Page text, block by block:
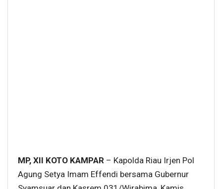
MP, XII KOTO KAMPAR – Kapolda Riau Irjen Pol
Agung Setya Imam Effendi bersama Gubernur